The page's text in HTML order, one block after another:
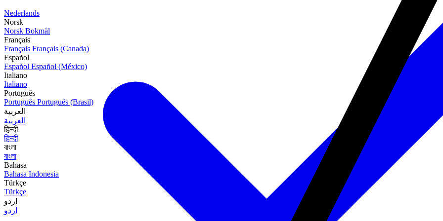
Nederlands
Norsk
Norsk Bokmål
Français
Français Français (Canada)
Español
Español Español (México)
Italiano
Italiano
Português
Português Português (Brasil)
العربية
العربية
हिन्दी
हिन्दी
বাংলা
বাংলা
Bahasa
Bahasa Indonesia
Türkçe
Türkçe
اردو
اردو